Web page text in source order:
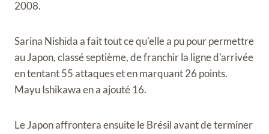
2008.
Sarina Nishida a fait tout ce qu'elle a pu pour permettre
au Japon, classé septième, de franchir la ligne d'arrivée
en tentant 55 attaques et en marquant 26 points.
Mayu Ishikawa en a ajouté 16.
Le Japon affrontera ensuite le Brésil avant de terminer